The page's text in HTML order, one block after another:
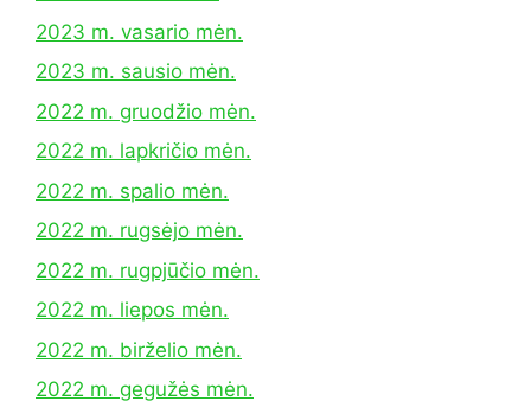
2023 m. vasario mėn.
2023 m. sausio mėn.
2022 m. gruodžio mėn.
2022 m. lapkričio mėn.
2022 m. spalio mėn.
2022 m. rugsėjo mėn.
2022 m. rugpjūčio mėn.
2022 m. liepos mėn.
2022 m. birželio mėn.
2022 m. gegužės mėn.